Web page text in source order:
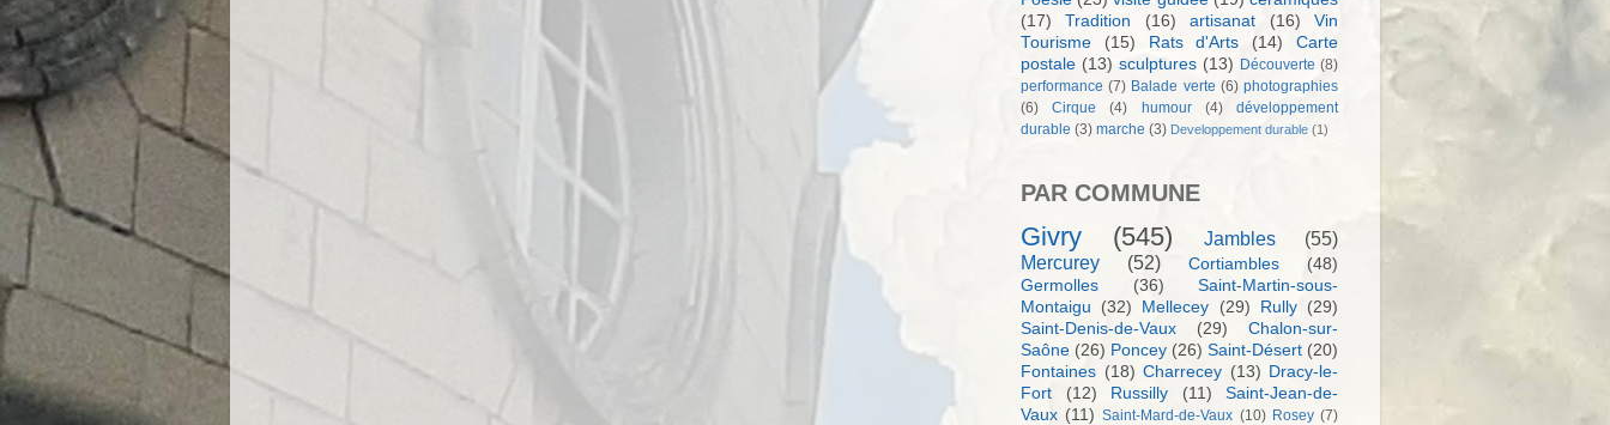
(17)
Tradition (16) artisanat (16)
Vin
Tourisme
(15) Rats d'Arts (14)
Carte
postale (13) sculptures (13) Découverte (8)
performance (7) Balade verte (6) photographies
(6)
Cirque (4) humour (4)
développement
durable (3) marche (3) Developpement durable (1)
PAR COMMUNE
Givry (545) Jambles
(55)
Mercurey
(52) Cortiambles
(48)
Germolles
(36)
Saint-Martin-sous-
Montaigu
(32) Mellecey (29) Rully
(29)
Saint-Denis-de-Vaux
(29)
Chalon-sur-
Saône (26) Poncey (26) Saint-Désert (20)
Fontaines (18) Charrecey (13) Dracy-le-
Fort
(12) Russilly (11)
Saint-Jean-de-
Vaux (11) Saint-Mard-de-Vaux (10) Rosey (7)